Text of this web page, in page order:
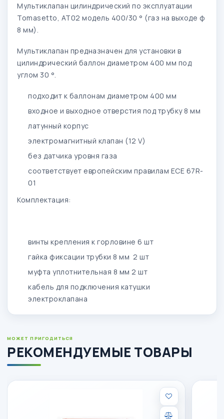
Мультиклапан цилиндрический по эксплуатации
Tomasetto, AT02 модель 400/30 ° (газ на выходе ф
8 мм).
Мультиклапан предназначен для установки в
цилиндрический баллон диаметром 400 мм под
углом 30 °.
подходит к баллонам диаметром 400 мм
входное и выходное отверстия под трубку 8 мм
латунный корпус
электромагнитный клапан (12 V)
без датчика уровня газа
соответствует европейским правилам ECE 67R-
01
Комплектация:
винты крепления к горловине 6 шт
гайка фиксации трубки 8 мм 2 шт
муфта уплотнительная 8 мм 2 шт
кабель для подключения катушки
электроклапана
МОЖЕТ ПРИГОДИТЬСЯ
РЕКОМЕНДУЕМЫЕ ТОВАРЫ